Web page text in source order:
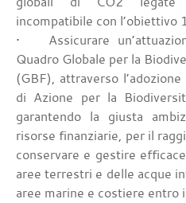
incompatibile con l’obiettivo
• Assicurare
Quadro Globale per la
(GBF), attraverso
di Azione per la
garantendo la giusta
risorse finanziarie, per il
conservare e gestire
aree terrestri e delle acque
aree marine e costiere entro